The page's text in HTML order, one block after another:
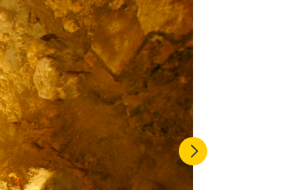
Previous